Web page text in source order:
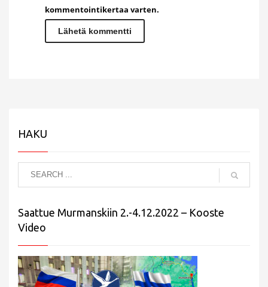
kommentointikertaa varten.
HAKU
Saattue Murmanskiin 2.-4.12.2022 – Kooste
Video